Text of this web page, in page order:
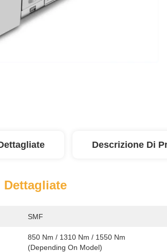
Descrizione Di
SMF
850 Nm / 1310 Nm / 1550 Nm
(depending On Model)